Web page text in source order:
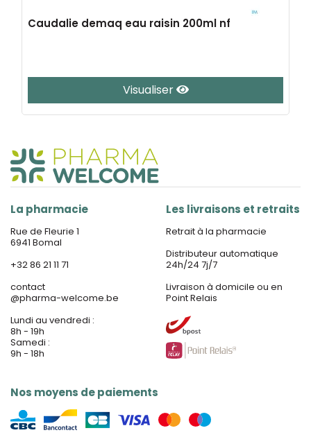
Caudalie demaq eau raisin 200ml nf
Visualiser
La pharmacie
Rue de Fleurie 1
6941 Bomal
+32 86 21 11 71
contact
@pharma-welcome.be
Lundi au vendredi :
8h - 19h
Samedi :
9h - 18h
Nos moyens de paiements
Les livraisons et retraits
Retrait à la pharmacie
Distributeur automatique
24h/24 7j/7
Livraison à domicile ou en
Point Relais